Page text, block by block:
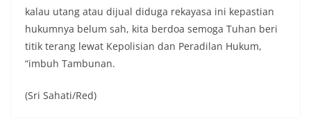
Warga‎Dalam kegiatan ini, Aiptu Muliyadi
Suraukur mendatangi warga secara langsung dari
rumah ke rumah untuk menjalin silaturahmi
sekaligus menyampaikan pesan-pesan
kamtibmas. Kehadiran petugas disambut baik
menyambut momentum HUT Kemerdekaan RI
dengan berbagai persiapan di lingkungan
kalau utang atau dijual diduga rekayasa ini kepastian
hukumnya belum sah, kita berdoa semoga Tuhan beri
titik terang lewat Kepolisian dan Peradilan Hukum,
“imbuh Tambunan.
(Sri Sahati/Red)